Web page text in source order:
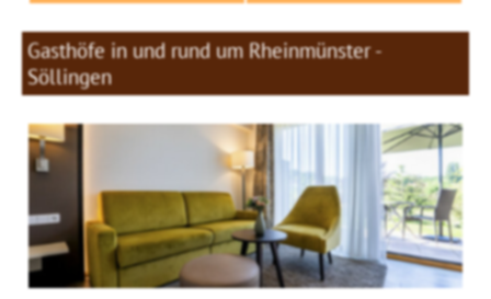
Gasthöfe in und rund um Rheinmünster -
Söllingen